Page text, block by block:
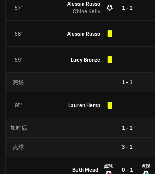
57'
Alessia Russo
Chloe Kelly
1 - 1
58' Alessia Russo
59' Lucy Bronze
完场 1-1
95' Lauren Hemp
加时后 1-1
点球 3-1
Beth Mead
点球
0 - 1
点球